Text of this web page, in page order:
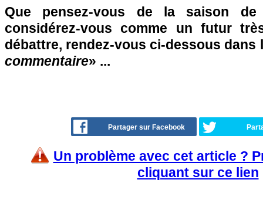
Que pensez-vous de la saison
considérez-vous comme un futur
débattre, rendez-vous ci-dessous dans
commentaire» ...
Partager sur Facebook
Un problème avec cet article ?
cliquant sur ce lien